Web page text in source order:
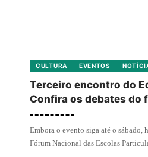
CULTURA EVENTOS
Terceiro encontro do
Confira os debates do
Embora o evento siga até o
Fórum Nacional das Escolas